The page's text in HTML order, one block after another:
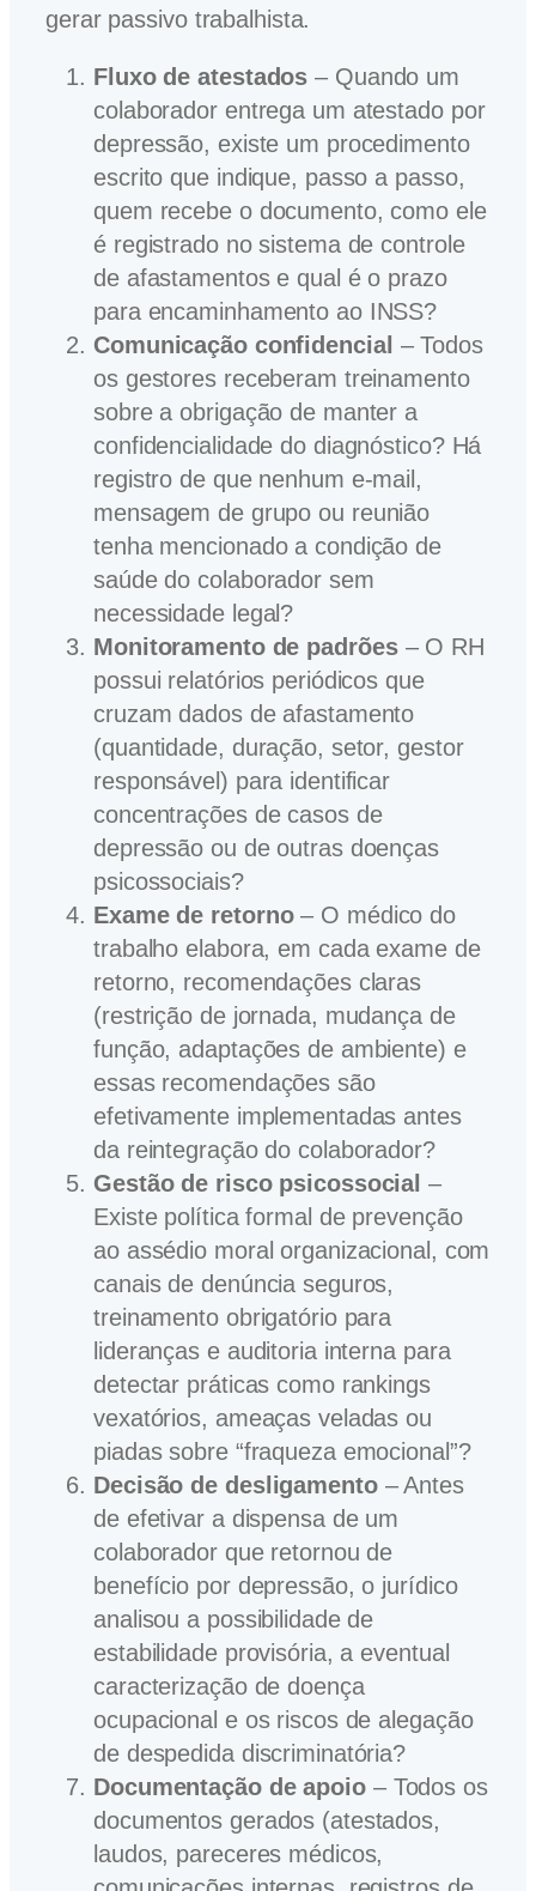
gerar passivo trabalhista.
Fluxo de atestados– Quando um
colaborador entrega um atestado por
depressão, existe um procedimento
escrito que indique, passo a passo,
quem recebe o documento, como ele
é registrado no sistema de controle
de afastamentos e qual é o prazo
para encaminhamento ao INSS?
Comunicação confidencial – Todos
os gestores receberam treinamento
sobre a obrigação de manter a
confidencialidade do diagnóstico? Há
registro de que nenhum e‑mail,
mensagem de grupo ou reunião
tenha mencionado a condição de
saúde do colaborador sem
necessidade legal?
Monitoramento de padrões– O RH
possui relatórios periódicos que
cruzam dados de afastamento
(quantidade, duração, setor, gestor
responsável) para identificar
concentrações de casos de
depressão ou de outras doenças
psicossociais?
Exame de retorno– O médico do
trabalho elabora, em cada exame de
retorno, recomendações claras
(restrição de jornada, mudança de
função, adaptações de ambiente) e
essas recomendações são
efetivamente implementadas antes
da reintegração do colaborador?
Gestão de risco psicossocial –
Existe política formal de prevenção
ao assédio moral organizacional, com
canais de denúncia seguros,
treinamento obrigatório para
lideranças e auditoria interna para
detectar práticas como rankings
vexatórios, ameaças veladas ou
piadas sobre “fraqueza emocional”?
Decisão de desligamento– Antes
de efetivar a dispensa de um
colaborador que retornou de
benefício por depressão, o jurídico
analisou a possibilidade de
estabilidade provisória, a eventual
caracterização de doença
ocupacional e os riscos de alegação
de despedida discriminatória?
Documentação de apoio– Todos os
documentos gerados (atestados,
laudos, pareceres médicos,